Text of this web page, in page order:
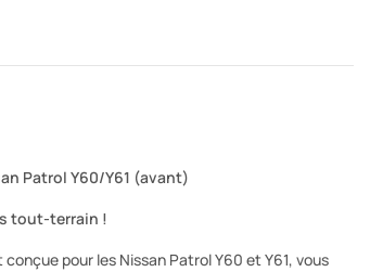
Patrol Y60/Y61 (avant)
tout-terrain !
pour les Nissan Patrol Y60 et Y61, vous